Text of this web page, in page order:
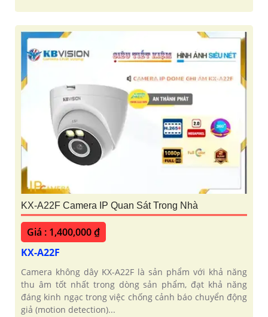
KX-A22F Camera IP Quan Sát Trong Nhà
Giá : 1,400,000 ₫
KX-A22F
Camera không dây KX-A22F là sản phẩm với khả năng
thu âm tốt nhất trong dòng sản phẩm, đạt khả năng
đáng kinh ngạc trong việc chống cảnh báo chuyển động
giả (motion detection)...